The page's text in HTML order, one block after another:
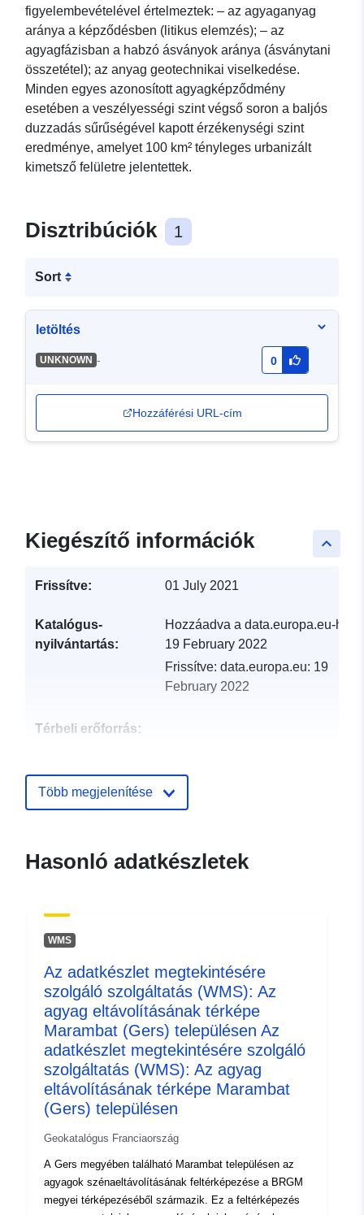
figyelembevételével értelmeztek: – az agyaganyag
aránya a képződésben (litikus elemzés); – az
agyagfázisban a habzó ásványok aránya (ásványtani
összetétel); az anyag geotechnikai viselkedése.
Minden egyes azonosított agyagképződmény
esetében a veszélyességi szint végső soron a baljós
duzzadás sűrűségével kapott érzékenységi szint
eredménye, amelyet 100 km² tényleges urbanizált
kimetsző felületre jelentettek.
Disztribúciók 1
Sort
letöltés
UNKNOWN - 0
Hozzáférési URL-cím
keyboard_arrow_up
Kiegészítő információk
Frissítve: 01 July 2021
Katalógus-
nyilvántartás:
Hozzáadva a data.europa.eu-hoz:
19 February 2022
Frissítve: data.europa.eu: 19
February 2022
Térbeli erőforrás:
ide.developpement-
durable.gouv.fr/service/fr-
7fb18866480a
Típus:
Erőforrás:
http://inspire.ec.europa.eu/
codelist/SpatialDataServiceType/
Több megjelenítése
Hasonló adatkészletek
WMS
Az adatkészlet megtekintésére
szolgáló szolgáltatás (WMS): Az
agyag eltávolításának térképe
Marambat (Gers) településen Az
adatkészlet megtekintésére szolgáló
szolgáltatás (WMS): Az agyag
eltávolításának térképe Marambat
(Gers) településen
Geokatalógus Franciaország
A Gers megyében található Marambat településen az
agyagok szénaeltávolításának feltérképezése a BRGM
megyei térképezéséből származik. Ez a feltérképezés